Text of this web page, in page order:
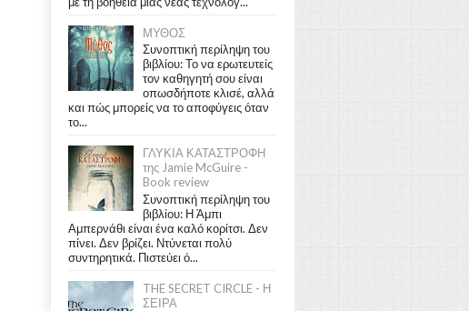
ΜΥΘΟΣ
Συνοπτική περίληψη του
βιβλίου: Το να ερωτευτείς
τον καθηγητή σου είναι
οπωσδήποτε κλισέ, αλλά
και πώς μπορείς να το αποφύγεις όταν
το...
ΓΛΥΚΙΑ ΚΑΤΑΣΤΡΟΦΗ
της Jamie McGuire -
Book review
Συνοπτική περίληψη του
βιβλίου: Η Άμπι
Αμπερνάθι είναι ένα καλό κορίτσι. Δεν
πίνει. Δεν βρίζει. Ντύνεται πολύ
συντηρητικά. Πιστεύει ό...
THE SECRET CIRCLE - Η
ΣΕΙΡΑ